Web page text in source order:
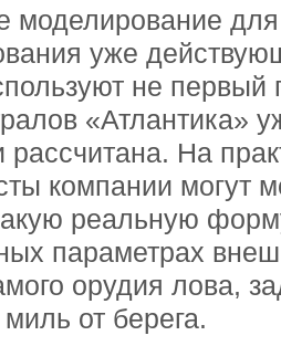
моделирование
уже
не первый
«Атлантика»
На
компании могут
реальную
параметрах
орудия лова,
миль от берега.